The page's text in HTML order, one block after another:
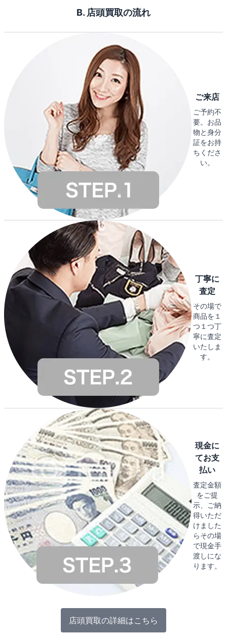
B. 店頭買取の流れ
ご来店
ご予約不
要。お品
物と身分
証をお持
ちくださ
い。
丁寧に
査定
その場で
商品を１
つ１つ丁
寧に査定
いたしま
す。
現金に
てお支
払い
査定金額
をご提
示、ご納
得いただ
けました
らその場
で現金手
渡しにな
ります。
店頭買取の詳細はこちら